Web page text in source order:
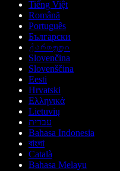
Tiếng Việt
Română
Português
Български
ქართული
Slovenčina
Slovenščina
Eesti
Hrvatski
Ελληνικά
Lietuvių
עברית
Bahasa Indonesia
বাংলা
Català
Bahasa Melayu